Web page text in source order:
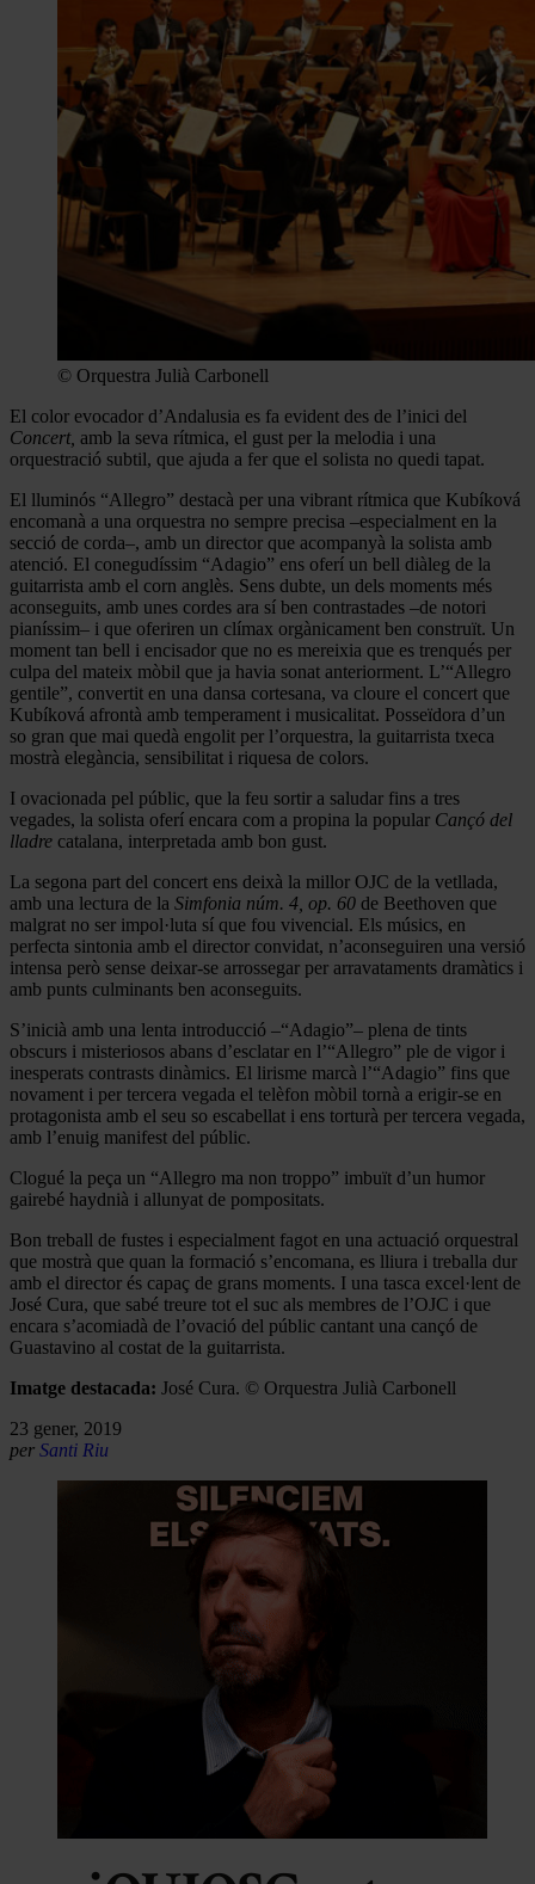
© Orquestra Julià Carbonell
El color evocador d’Andalusia es fa evident des de l’inici del
Concert, amb la seva rítmica, el gust per la melodia i una
orquestració subtil, que ajuda a fer que el solista no quedi tapat.
El lluminós “Allegro” destacà per una vibrant rítmica que Kubíková
encomanà a una orquestra no sempre precisa –especialment en la
secció de corda–, amb un director que acompanyà la solista amb
atenció. El conegudíssim “Adagio” ens oferí un bell diàleg de la
guitarrista amb el corn anglès. Sens dubte, un dels moments més
aconseguits, amb unes cordes ara sí ben contrastades –de notori
pianíssim– i que oferiren un clímax orgànicament ben construït. Un
moment tan bell i encisador que no es mereixia que es trenqués per
culpa del mateix mòbil que ja havia sonat anteriorment. L’“Allegro
gentile”, convertit en una dansa cortesana, va cloure el concert que
Kubíková afrontà amb temperament i musicalitat. Posseïdora d’un
so gran que mai quedà engolit per l’orquestra, la guitarrista txeca
mostrà elegància, sensibilitat i riquesa de colors.
I ovacionada pel públic, que la feu sortir a saludar fins a tres
vegades, la solista oferí encara com a propina la popular Cançó del
lladre catalana, interpretada amb bon gust.
La segona part del concert ens deixà la millor OJC de la vetllada,
amb una lectura de la Simfonia núm. 4, op. 60 de Beethoven que
malgrat no ser impol·luta sí que fou vivencial. Els músics, en
perfecta sintonia amb el director convidat, n’aconseguiren una versió
intensa però sense deixar-se arrossegar per arravataments dramàtics i
amb punts culminants ben aconseguits.
S’inicià amb una lenta introducció –“Adagio”– plena de tints
obscurs i misteriosos abans d’esclatar en l’“Allegro” ple de vigor i
inesperats contrasts dinàmics. El lirisme marcà l’“Adagio” fins que
novament i per tercera vegada el telèfon mòbil tornà a erigir-se en
protagonista amb el seu so escabellat i ens torturà per tercera vegada,
amb l’enuig manifest del públic.
Clogué la peça un “Allegro ma non troppo” imbuït d’un humor
gairebé haydnià i allunyat de pompositats.
Bon treball de fustes i especialment fagot en una actuació orquestral
que mostrà que quan la formació s’encomana, es lliura i treballa dur
amb el director és capaç de grans moments. I una tasca excel·lent de
José Cura, que sabé treure tot el suc als membres de l’OJC i que
encara s’acomiadà de l’ovació del públic cantant una cançó de
Guastavino al costat de la guitarrista.
Imatge destacada: José Cura. © Orquestra Julià Carbonell
23 gener, 2019
per Santi Riu